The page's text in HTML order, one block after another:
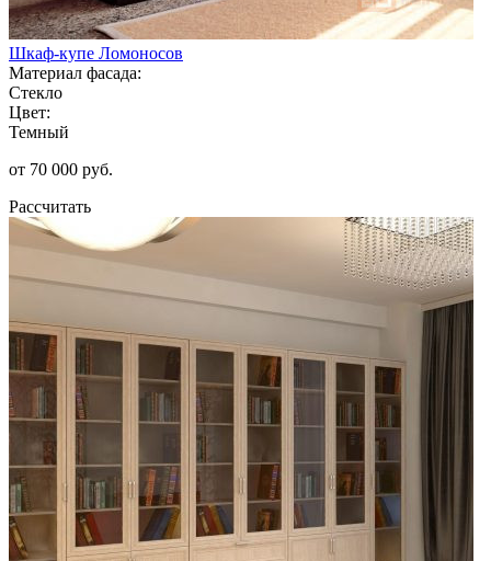
Шкаф-купе Ломоносов
Материал фасада:
Стекло
Цвет:
Темный
от 70 000 руб.
Рассчитать